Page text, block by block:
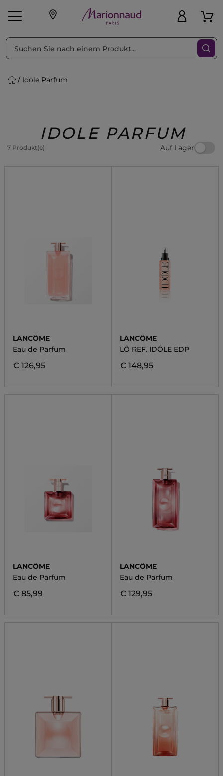
Geschenke
Idole Parfum
IDOLE PARFUM
7 Produkt(e) Auf Lager
sortieren nach Filter
LANCÔME
Eau de Parfum
€ 126,95
LANCÔME
LÔ REF. IDÔLE EDP
€ 148,95
LANCÔME
Eau de Parfum
€ 85,99
LANCÔME
Eau de Parfum
€ 129,95